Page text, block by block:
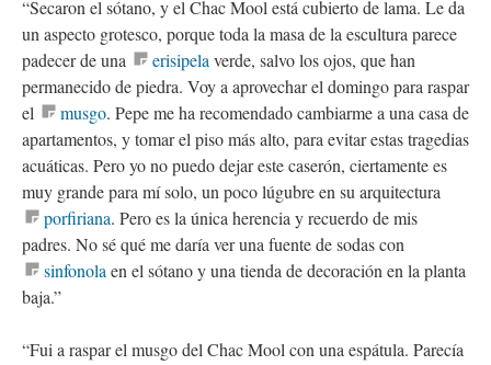
“Secaron el sótano, y el Chac Mool está cubierto de lama. Le da
un aspecto grotesco, porque toda la masa de la escultura parece
padecer de una
erisipela verde, salvo los ojos, que han
permanecido de piedra. Voy a aprovechar el domingo para raspar
el
musgo. Pepe me ha recomendado cambiarme a una casa de
apartamentos, y tomar el piso más alto, para evitar estas tragedias
acuáticas. Pero yo no puedo dejar este caserón, ciertamente es
muy grande para mí solo, un poco lúgubre en su arquitectura
porfiriana. Pero es la única herencia y recuerdo de mis
padres. No sé qué me daría ver una fuente de sodas con
sinfonola en el sótano y una tienda de decoración en la planta
baja.”
“Fui a raspar el musgo del Chac Mool con una espátula. Parecía